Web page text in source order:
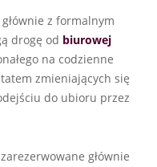
z formalnym
drogę od biurowej
na codzienne
zmieniających się
do ubioru przez
zarezerwowane głównie